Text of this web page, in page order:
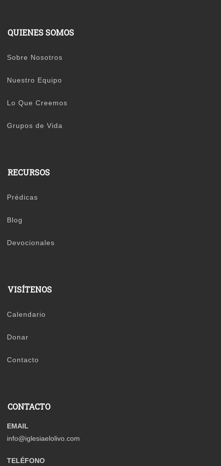
QUIENES SOMOS
Sobre Nosotros
Nuestro Equipo
Lo Que Creemos
Grupos de Vida
RECURSOS
Prédicas
Blog
Devocionales
VISÍTENOS
Calendario
Donar
Contacto
CONTACTO
EMAIL
info@iglesiaelolivo.com
TELÉFONO